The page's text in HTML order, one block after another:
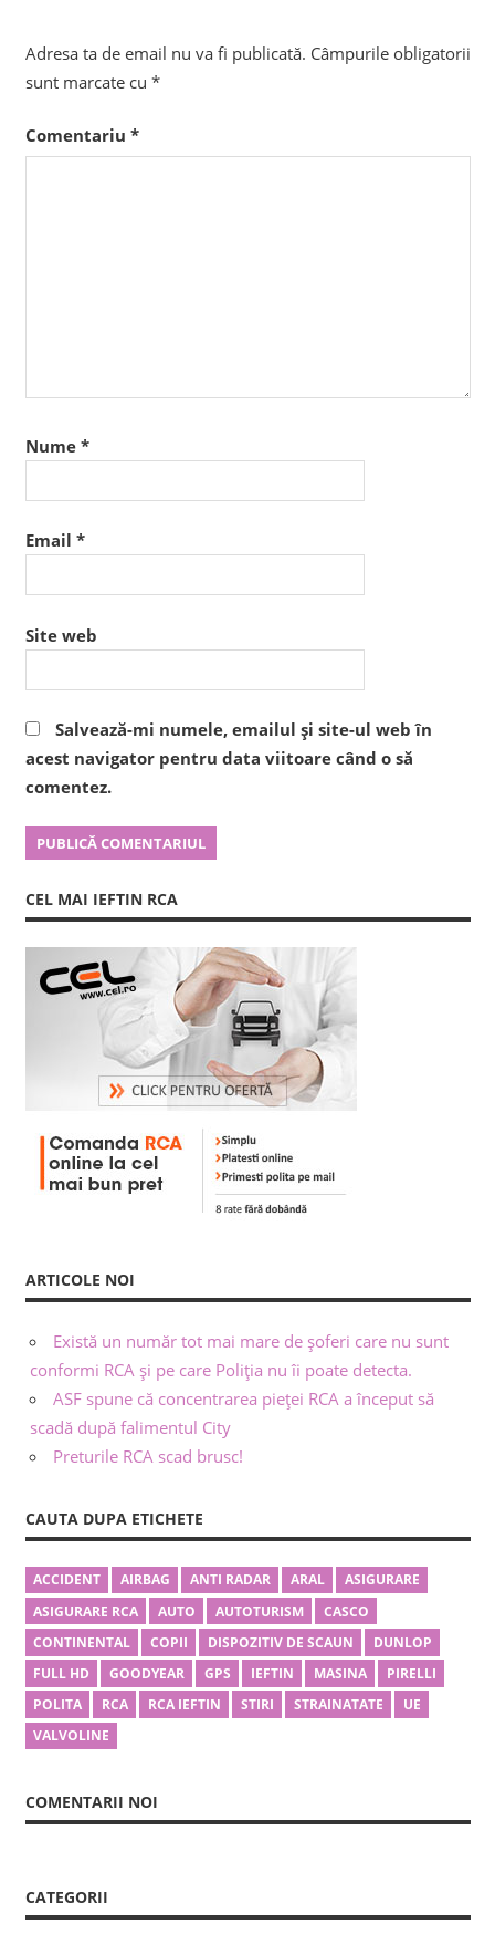
Adresa ta de email nu va fi publicată. Câmpurile obligatorii
sunt marcate cu *
Comentariu *
Nume *
Email *
Site web
Salvează-mi numele, emailul și site-ul web în
acest navigator pentru data viitoare când o să
comentez.
CEL MAI IEFTIN RCA
ARTICOLE NOI
Există un număr tot mai mare de șoferi care nu sunt
conformi RCA și pe care Poliția nu îi poate detecta.
ASF spune că concentrarea pieței RCA a început să
scadă după falimentul City
Preturile RCA scad brusc!
CAUTA DUPA ETICHETE
ACCIDENT AIRBAG ANTI RADAR ARAL
ASIGURARE
ASIGURARE RCA
AUTO AUTOTURISM
CASCO
CONTINENTAL
COPII DISPOZITIV DE SCAUN
DUNLOP
FULL HD
GOODYEAR GPS IEFTIN MASINA
PIRELLI
POLITA
RCA RCA IEFTIN STIRI STRAINATATE
UE
VALVOLINE
COMENTARII NOI
CATEGORII